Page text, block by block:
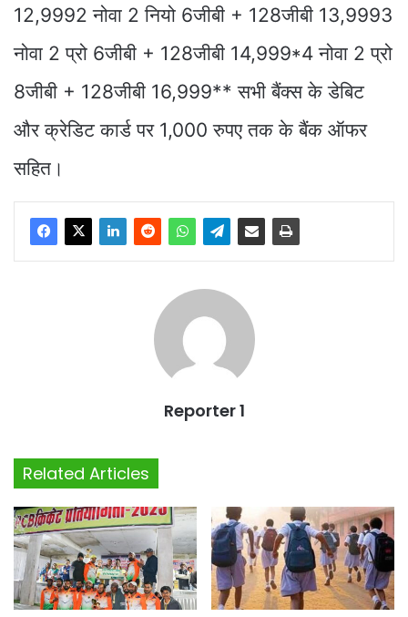
12,9992 नोवा 2 नियो 6जीबी + 128जीबी 13,9993
नोवा 2 प्रो 6जीबी + 128जीबी 14,999*4 नोवा 2 प्रो
8जीबी + 128जीबी 16,999** सभी बैंक्स के डेबिट
और क्रेडिट कार्ड पर 1,000 रुपए तक के बैंक ऑफर
सहित।
Reporter 1
Related Articles